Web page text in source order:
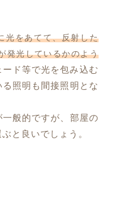
光をあてて、反射した
発光しているかのよう
ド等で光を包み込む
照明も間接照明とな
般的ですが、部屋の
と良いでしょう。